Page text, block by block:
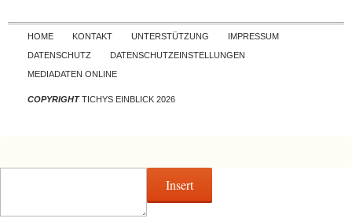
Skip to content
HOME KONTAKT UNTERSTÜTZUNG
IMPRESSUM
DATENSCHUTZ
DATENSCHUTZEINSTELLUNGEN
MEDIADATEN ONLINE
COPYRIGHTTICHYS EINBLICK 2026
Insert